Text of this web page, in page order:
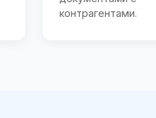
контрагентами.